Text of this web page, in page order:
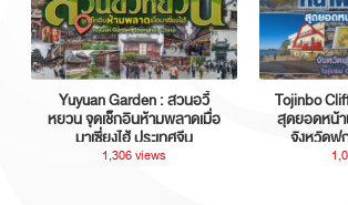
Yuyuan Garden : สวนอวี้
หยวน จุดเช็กอินห้ามพลาดเมื่อ
มาเซี่ยงไฮ้ ประเทศจีน
1,306 views
Tojinbo
สุดยอดหน้า
จังหวัดฟุ